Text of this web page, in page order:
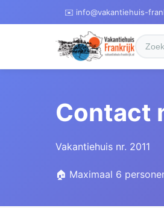
✉️ info@vakantiehuis-
Contact
Vakantiehuis nr. 2011
🏠 Maximaal 6